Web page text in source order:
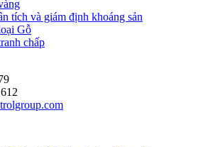
tích và giám định khoáng sản
Gỗ
chấp